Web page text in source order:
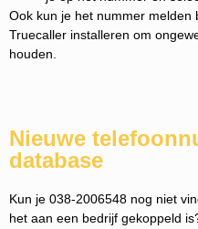
Ook kun je het nummer melden
Truecaller installeren om
houden.
Nieuwe
database
Kun je 038-2006548 nog niet
het aan een bedrijf gekoppeld